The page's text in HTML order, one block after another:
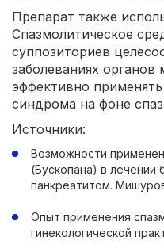
Препарат также
Спазмолитическое
суппозиториев
заболеваниях органов
эффективно
синдрома на фоне
Источники:
Возможности
(Бускопана) в лечении
панкреатитом.
Опыт применения
гинекологической